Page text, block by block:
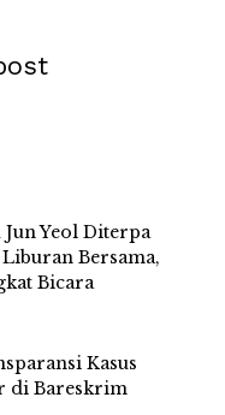
Jun Yeol Diterpa
Bersama,
Bicara
Kasus
di Bareskrim